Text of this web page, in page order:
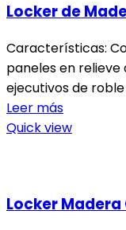
Locker de
Características:
paneles en relieve
ejecutivos de
Leer más
Quick view
Locker Madera